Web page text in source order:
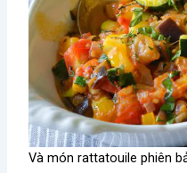
Và món rattatouile phiên